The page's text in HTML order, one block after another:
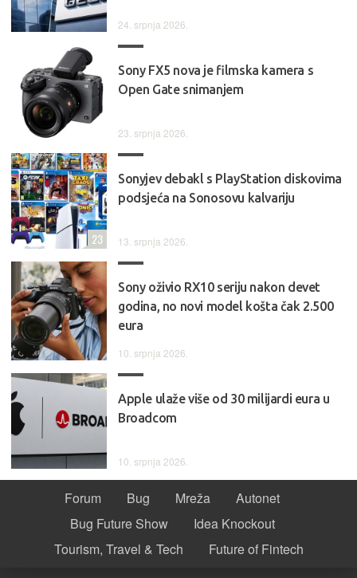
24. srpnja 2026.
Sony FX5 nova je filmska kamera s
Open Gate snimanjem
23. srpnja 2026.
Sonyjev debakl s PlayStation diskovima
podsjeća na Sonosovu kalvariju
13. srpnja 2026.
23
Sony oživio RX10 seriju nakon devet
godina, no novi model košta čak 2.500
eura
10. srpnja 2026.
Apple ulaže više od 30 milijardi eura u
Broadcom
10. srpnja 2026.
Forum Bug Mreža
Autonet
Bug Future Show
Idea Knockout
Tourism, Travel & Tech
Future of Fintech